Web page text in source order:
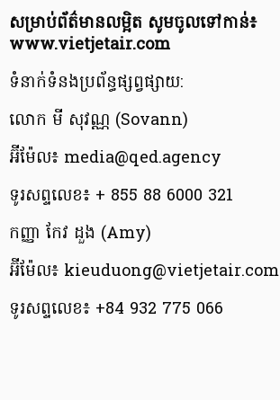
សម្រាប់ព័ត៌មានលម្អិត សូមចូលទៅកាន់៖
www.vietjetair.com
ទំនាក់ទំនងប្រព័ន្ធផ្សព្វផ្សាយ:
លោក មី សុវណ្ណ (Sovann)
អ៊ីម៉ែល៖ media@qed.agency
ទូរសព្ទលេខ៖ + 855 88 6000 321
កញ្ញា កែវ ដួង (Amy)
អ៊ីម៉ែល៖ kieuduong@vietjetair.com
ទូរសព្ទលេខ៖ +84 932 775 066